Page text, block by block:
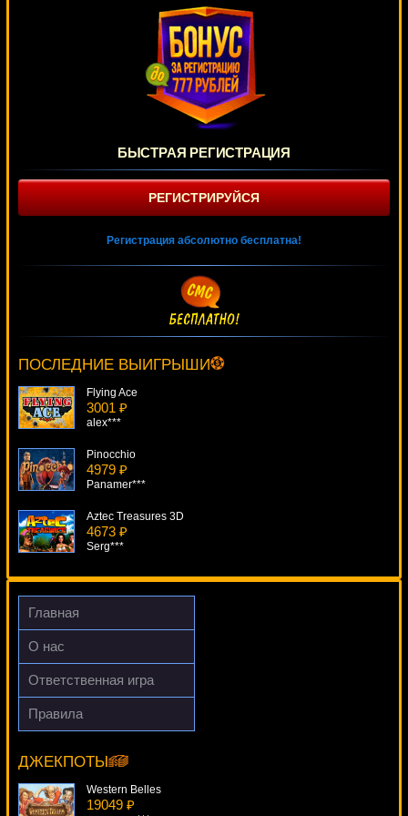
БЫСТРАЯ РЕГИСТРАЦИЯ
РЕГИСТРИРУЙСЯ
Регистрация абсолютно бесплатна!
ПОСЛЕДНИЕ ВЫИГРЫШИ
Root77***
Flying Ace
3001 ₽
alex***
Pinocchio
4979 ₽
Panamer***
Aztec Treasures 3D
4673 ₽
Serg***
Joker Wild
3855 ₽
mgarkunov***
Главная
О нас
Ответственная игра
Правила
ДЖЕКПОТЫ
Sizzling Gems
superman***
Western Belles
19049 ₽